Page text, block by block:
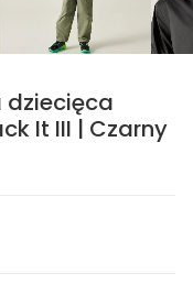
dziecięca
It III | Czarny